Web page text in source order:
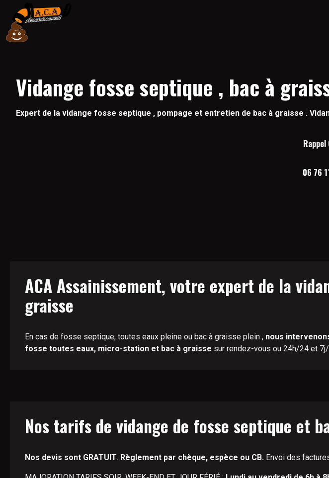
Vidange fosse septique , bac à
Expert de la vidange fosse septique , pompage et entretien de bac à graisse .
06 76
ACA Assainissement, votre expert de la
graisse
En cas de fosse septique, toutes eaux pleine ou bac à graisse plein , nous
fosse toutes eaux, micro-station et bac à graisse sur rendez-vous ou 24h/24 et
Nos tarifs de vidange de fosse septique et
Nos devis sont GRATUIT. Règlement par chèque, espèce ou CB. Envoi des